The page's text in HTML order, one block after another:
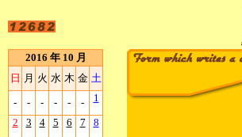
2016 年 10 月
日 月 火 水 木 金 土
- - - - - - 1
2 3 4 5 6 7 8